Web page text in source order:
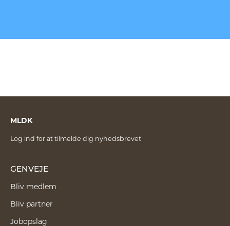
MLDK
Log ind for at tilmelde dig nyhedsbrevet
GENVEJE
Bliv medlem
Bliv partner
Jobopslag